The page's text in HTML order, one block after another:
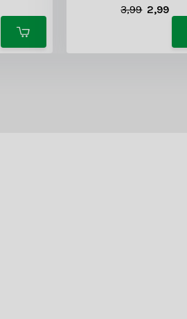
3,99 2,99